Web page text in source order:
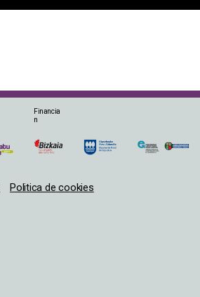
Financia
n
Politica de cookies